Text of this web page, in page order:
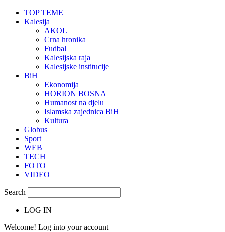
TOP TEME
Kalesija
AKOL
Crna hronika
Fudbal
Kalesijska raja
Kalesijske institucije
BiH
Ekonomija
HORION BOSNA
Humanost na djelu
Islamska zajednica BiH
Kultura
Globus
Sport
WEB
TECH
FOTO
VIDEO
Search
LOG IN
Welcome! Log into your account